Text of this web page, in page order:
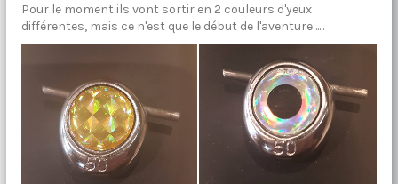
Pour le moment ils vont sortir en 2 couleurs d'yeux
différentes, mais ce n'est que le début de l'aventure .....